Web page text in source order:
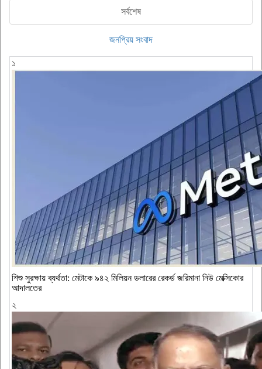
সর্বশেষ
জনপ্রিয় সংবাদ
১
শিশু সুরক্ষায় ব্যর্থতা: মেটাকে ৯৪২ মিলিয়ন ডলারের রেকর্ড জরিমানা নিউ মেক্সিকোর
আদালতের
২